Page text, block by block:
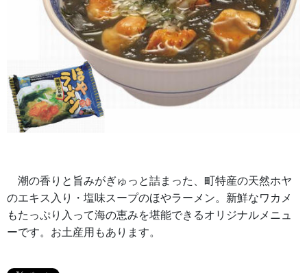
潮の香りと旨みがぎゅっと詰まった、町特産の天然ホヤ
のエキス入り・塩味スープのほやラーメン。新鮮なワカメ
もたっぷり入って海の恵みを堪能できるオリジナルメニュ
ーです。お土産用もあります。